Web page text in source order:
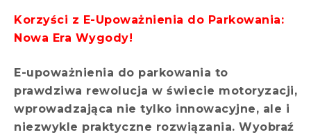
Korzyści z E-Upoważnienia do Parkowania:
Nowa Era Wygody!
E-upoważnienia do parkowania to
prawdziwa rewolucja w świecie motoryzacji,
wprowadzająca nie tylko innowacyjne, ale i
niezwykle praktyczne rozwiązania. Wyobraź